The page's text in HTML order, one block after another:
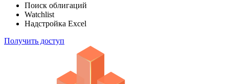
Поиск облигаций
Watchlist
Надстройка Excel
Получить доступ